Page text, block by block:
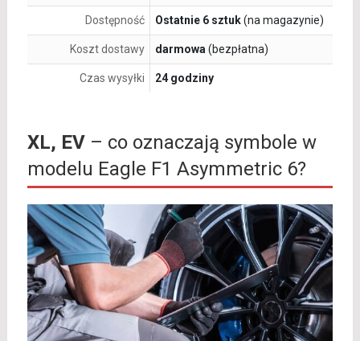
Dostępność Ostatnie 6 sztuk(na magazynie)
Koszt dostawy darmowa (bezpłatna)
Czas wysyłki 24 godziny
XL, EV– co oznaczają symbole w
modelu Eagle F1 Asymmetric 6?